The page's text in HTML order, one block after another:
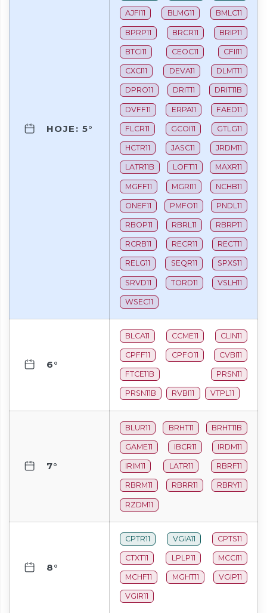
HOJE: 5°
AJFI11 BLMG11 BMLC11
BPRP11 BRCR11 BRIP11
BTCI11 CEOC11 CFII11
CXCI11 DEVA11 DLMT11
DPRO11 DRIT11 DRIT11B
DVFF11 ERPA11 FAED11
FLCR11 GCOI11 GTLG11
HCTR11 JASC11 JRDM11
LATR11B LOFT11 MAXR11
MGFF11 MGRI11 NCHB11
ONEF11 PMFO11 PNDL11
RBOP11 RBRL11 RBRP11
RCRB11 RECR11 RECT11
RELG11 SEQR11 SPXS11
SRVD11 TORD11 VSLH11
WSEC11
6°
BLCA11 CCME11 CLIN11
CPFF11 CPFO11 CVBI11
FTCE11B PRSN11
PRSN11B RVBI11 VTPL11
7°
BLUR11 BRHT11 BRHT11B
GAME11 IBCR11 IRDM11
IRIM11 LATR11 RBRF11
RBRM11 RBRR11 RBRY11
RZDM11
8°
CPTR11 VGIA11 CPTS11
CTXT11 LPLP11 MCCI11
MCHF11 MGHT11 VGIP11
VGIR11